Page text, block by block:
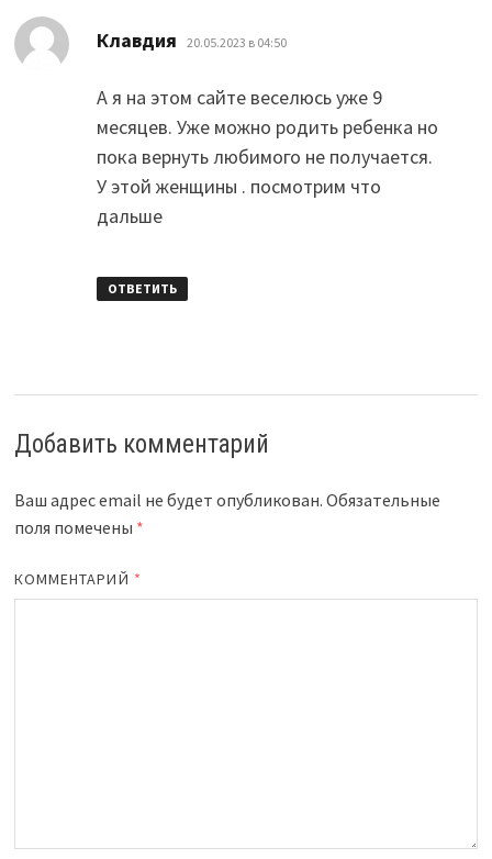
Клавдия 20.05.2023 в 04:50
А я на этом сайте веселюсь уже 9
месяцев. Уже можно родить ребенка но
пока вернуть любимого не получается.
У этой женщины . посмотрим что
дальше
ОТВЕТИТЬ
Добавить комментарий
Ваш адрес email не будет опубликован. Обязательные
поля помечены *
КОММЕНТАРИЙ *